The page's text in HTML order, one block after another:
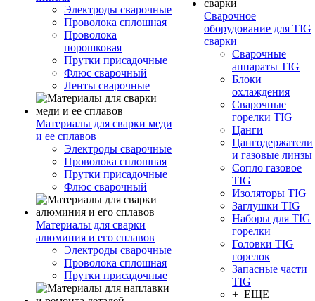
Электроды сварочные
Проволока сплошная
Проволока
порошковая
Прутки присадочные
Флюс сварочный
Ленты сварочные
Материалы для сварки меди
и ее сплавов
Электроды сварочные
Проволока сплошная
Прутки присадочные
Флюс сварочный
Материалы для сварки
алюминия и его сплавов
Электроды сварочные
Проволока сплошная
Прутки присадочные
Сварочное
оборудование для TIG
сварки
Сварочные
аппараты TIG
Блоки
охлаждения
Сварочные
горелки TIG
Цанги
Цангодержатели
и газовые линзы
Сопло газовое
TIG
Изоляторы TIG
Заглушки TIG
Наборы для TIG
горелки
Головки TIG
горелок
Запасные части
TIG
+ ЕЩЕ